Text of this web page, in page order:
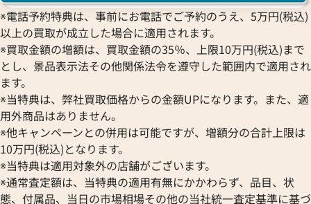
※電話予約特典は、事前にお電話でご予約のうえ、5万円(税込)
以上の買取が成立した場合に適用されます。
※買取金額の増額は、買取金額の35％、上限10万円(税込)まで
とし、景品表示法その他関係法令を遵守した範囲内で適用され
ます。
※当特典は、弊社買取価格からの金額UPになります。また、適
用外商品はありません。
※他キャンペーンとの併用は可能ですが、増額分の合計上限は
10万円(税込)となります。
※当特典は適用対象外の店舗がございます。
※通常査定額は、当特典の適用有無にかかわらず、品目、状
態、付属品、当日の市場相場その他の当社統一査定基準に基づ